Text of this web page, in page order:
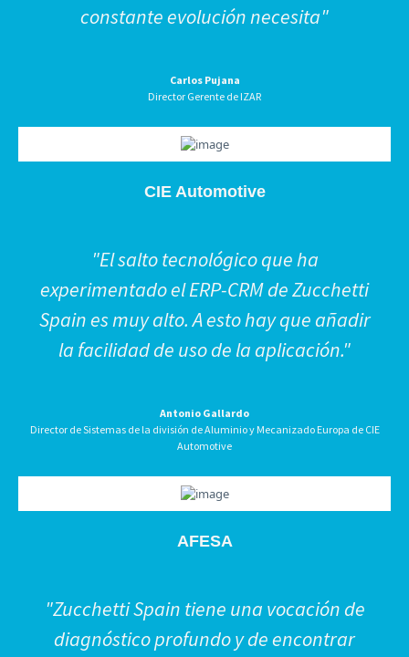
constante evolución necesita"
Carlos Pujana
Director Gerente de IZAR
CIE Automotive
"El salto tecnológico que ha
experimentado el ERP-CRM de Zucchetti
Spain es muy alto. A esto hay que añadir
la facilidad de uso de la aplicación."
Antonio Gallardo
Director de Sistemas de la división de Aluminio y Mecanizado Europa de CIE
Automotive
AFESA
"Zucchetti Spain tiene una vocación de
diagnóstico profundo y de encontrar